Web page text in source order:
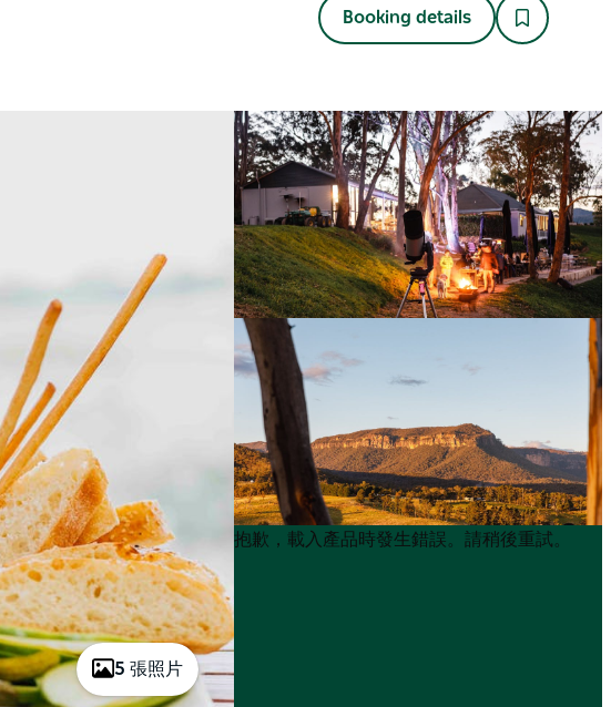
Booking details
5 張照片
Product
Product
抱歉，載入產品時發生錯誤。請稍後重試。